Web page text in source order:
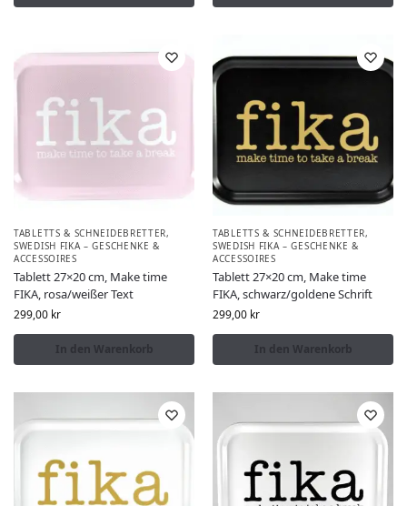
TABLETTS & SCHNEIDEBRETTER,
SWEDISH FIKA – GESCHENKE &
ACCESSOIRES
Tablett 27×20 cm, Make time
FIKA, rosa/weißer Text
299,00 kr
In den Warenkorb
TABLETTS & SCHNEIDEBRETTER,
SWEDISH FIKA – GESCHENKE &
ACCESSOIRES
Tablett 27×20 cm, Make time
FIKA, schwarz/goldene Schrift
299,00 kr
In den Warenkorb